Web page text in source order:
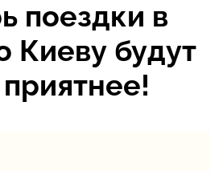
поездки в
Киеву будут